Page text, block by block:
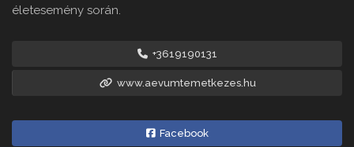
életesemény során.
+3619190131
www.aevumtemetkezes.hu
Facebook